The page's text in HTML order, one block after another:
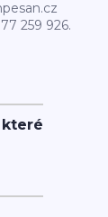
259 926.
které